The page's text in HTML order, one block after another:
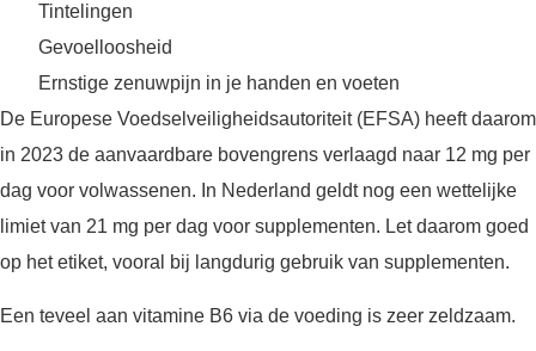
Tintelingen
Gevoelloosheid
Ernstige zenuwpijn in je handen en voeten
De Europese Voedselveiligheidsautoriteit (EFSA) heeft daarom
in 2023 de aanvaardbare bovengrens verlaagd naar 12 mg per
dag voor volwassenen. In Nederland geldt nog een wettelijke
limiet van 21 mg per dag voor supplementen. Let daarom goed
op het etiket, vooral bij langdurig gebruik van supplementen.
Een teveel aan vitamine B6 via de voeding is zeer zeldzaam.